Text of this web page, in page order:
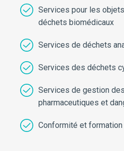
Services pour les
déchets biomédicaux
Services de déchets
Services des déchets
Services de gestion
pharmaceutiques et
Conformité et